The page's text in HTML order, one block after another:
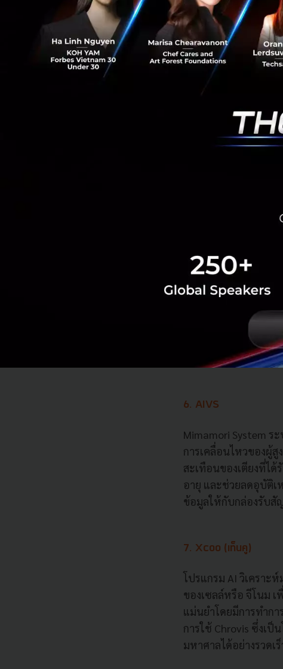
3. Studist
Application สร้างคู่มื
Manual Creator โด
ทำงาน ซึ่งทำให้ในอ
4. Soramitsu
Platform ด้าน
ดิจิทัลที่ปลอดภัย ซึ่งใ
เป็นอยู่ในอันดับสี่ของ
สกุลเงินดิจิทัลและพั
5. VisGene
ชุดตรวจสอบไวรัสไข้เ
วิจัยและพัฒนาเครื่อง
เซลล์ หรือ จีโนม เค
ออกในภูมิภาคต่าง ๆ
รักษาได้อย่างแม่นยำ
6. AIVS
Mimamori System
การเคลื่อนไหวของผู้
สะเทือนของเตียงที่ไ
อายุ และช่วยลดอุบัติเ
ข้อมูลให้กับกล่องรับสั
7. Xcoo (เท็นคู)
โปรแกรม AI วิเคราะ
ของเซลล์หรือ จีโนม
แม่นยำโดยมีการทำก
การใช้ Chrovis ซึ่งเ
มหาศาลได้อย่างรวดเ